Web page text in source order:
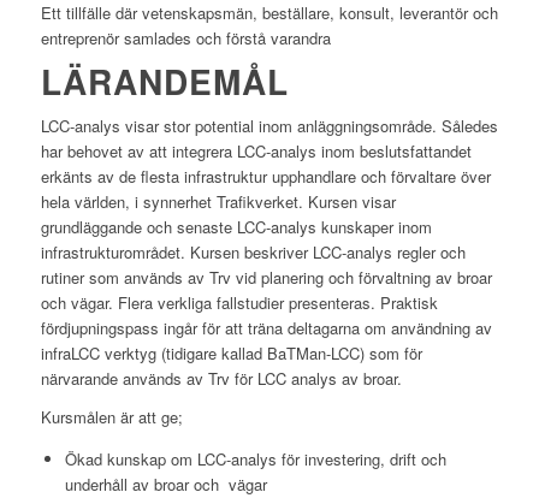
Ett tillfälle där vetenskapsmän, beställare, konsult, leverantör och
entreprenör samlades och förstå varandra
LÄRANDEMÅL
LCC-analys visar stor potential inom anläggningsområde. Således
har behovet av att integrera LCC-analys inom beslutsfattandet
erkänts av de flesta infrastruktur upphandlare och förvaltare över
hela världen, i synnerhet Trafikverket. Kursen visar
grundläggande och senaste LCC-analys kunskaper inom
infrastrukturområdet. Kursen beskriver LCC-analys regler och
rutiner som används av Trv vid planering och förvaltning av broar
och vägar. Flera verkliga fallstudier presenteras. Praktisk
fördjupningspass ingår för att träna deltagarna om användning av
infraLCC verktyg (tidigare kallad BaTMan-LCC) som för
närvarande används av Trv för LCC analys av broar.
Kursmålen är att ge;
Ökad kunskap om LCC-analys för investering, drift och
underhåll av broar och vägar